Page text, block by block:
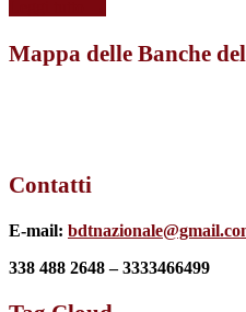
Mappa delle Banche
Contatti
E-mail:
338 488 2648 – 3333466499